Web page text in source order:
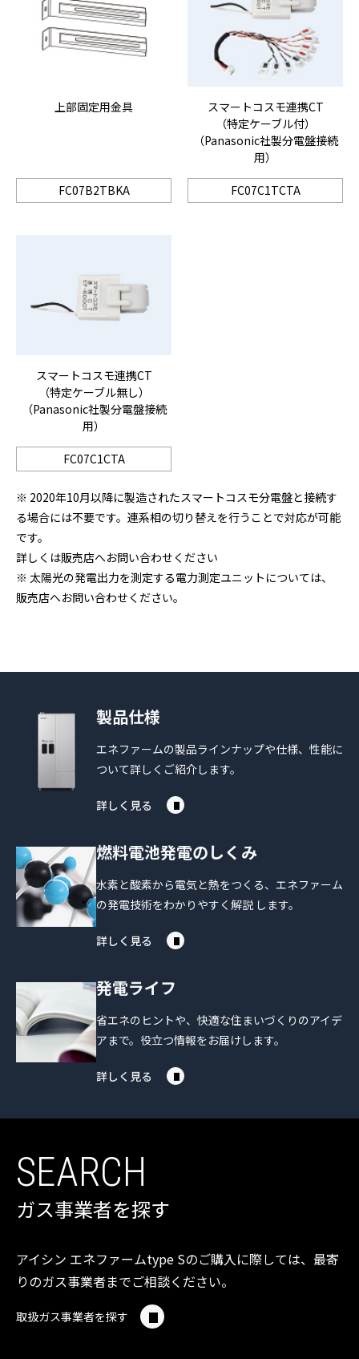
上部固定用金具
FC07B2TBKA
スマートコスモ連携CT
（特定ケーブル付）
（Panasonic社製分電盤接続
用）
FC07C1TCTA
スマートコスモ連携CT
（特定ケーブル無し）
（Panasonic社製分電盤接続
用）
FC07C1CTA
※ 2020年10月以降に製造されたスマートコスモ分電盤と接続す
る場合には不要です。連系相の切り替えを行うことで対応が可能
です。
詳しくは販売店へお問い合わせください
※ 太陽光の発電出力を測定する電力測定ユニットについては、
販売店へお問い合わせください。
製品仕様
エネファームの製品ラインナップや仕様、性能に
ついて詳しくご紹介します。
詳しく見る
燃料電池発電のしくみ
水素と酸素から電気と熱をつくる、エネファーム
の発電技術をわかりやすく解説 します。
詳しく見る
発電ライフ
省エネのヒントや、快適な住まいづくりのアイデ
アまで。役立つ情報をお届けします。
詳しく見る
SEARCH
ガス事業者を探す
アイシン エネファームtype Sのご購入に際しては、 最寄
りのガス事業者までご相談ください。
取扱ガス事業者を探す